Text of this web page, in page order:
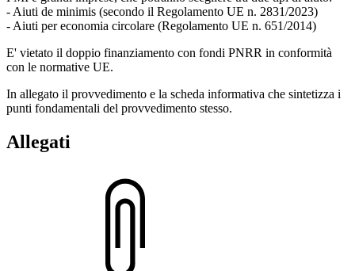
- Aiuti de minimis (secondo il Regolamento UE n. 2831/2023)
- Aiuti per economia circolare (Regolamento UE n. 651/2014)
E' vietato il doppio finanziamento con fondi PNRR in conformità
con le normative UE.
In allegato il provvedimento e la scheda informativa che sintetizza i
punti fondamentali del provvedimento stesso.
Allegati